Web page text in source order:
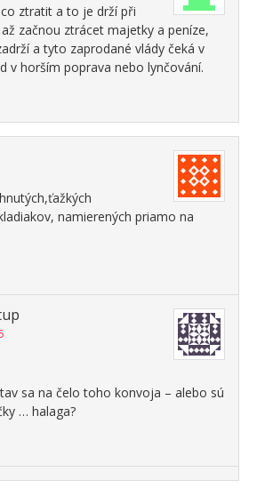
ztratit a to je drží při
začnou ztrácet majetky a peníze,
a tyto zaprodané vlády čeká v
v horším poprava nebo lynčování.
namierených priamo na
sa na čelo toho konvoja – alebo sú
… halaga?